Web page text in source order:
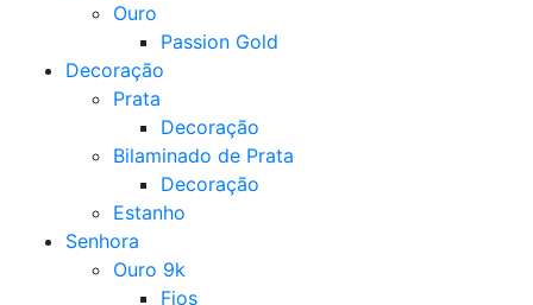
Ouro
Passion Gold
Decoração
Prata
Decoração
Bilaminado de Prata
Decoração
Estanho
Senhora
Ouro 9k
Fios